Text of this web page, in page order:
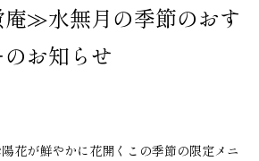
≫水無月の季節のおす
お知らせ
花が鮮やかに花開くこの季節の限定メニ